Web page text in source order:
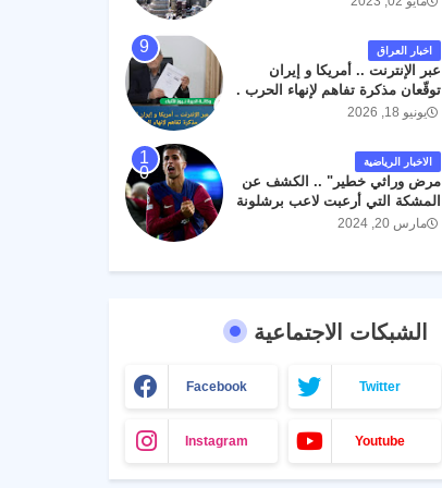
اخبار العراق
عبر الإنترنت .. أمريكا و إيران
توقّعان مذكرة تفاهم لإنهاء الحرب .
يونيو 18, 2026
الاخبار الرياضية
مرض وراثي خطير" .. الكشف عن
المشكة التي أرعبت لاعب برشلونة
جواو كانسيلو
مارس 20, 2024
الشبكات الاجتماعية
Facebook Twitter
Instagram Youtube